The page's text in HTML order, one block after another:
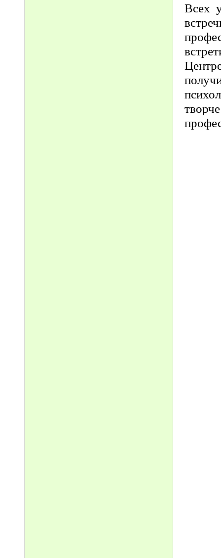
Всех